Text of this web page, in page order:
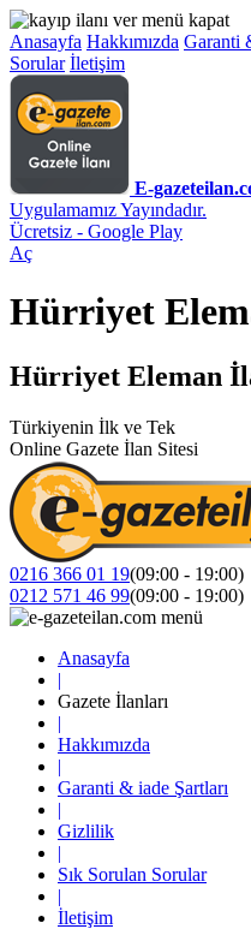
Anasayfa Hakkımızda Garanti
Sorular İletişim
E-
Uygulamamız Yayındadır.
Ücretsiz - Google Play
Aç
Hürriyet
Hürriyet Eleman
Türkiyenin İlk ve Tek
Online Gazete İlan Sitesi
0216 366 01 19(09:00 - 19:00)
0212 571 46 99(09:00 - 19:00)
Anasayfa
|
Gazete İlanları
|
Hakkımızda
|
Garanti & iade Şartları
|
Gizlilik
|
Sık Sorulan Sorular
|
İletişim